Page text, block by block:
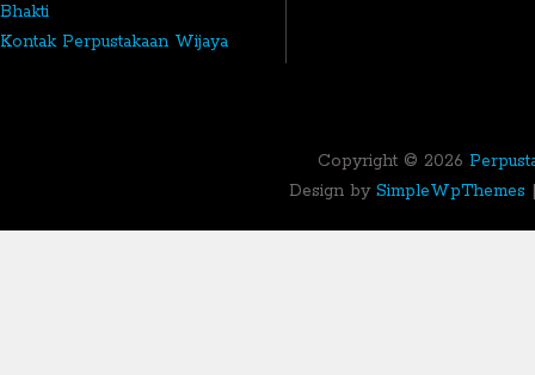
Bhakti
Kontak Perpustakaan Wijaya
Copyright © 2026
Design bySimpleWpThemes